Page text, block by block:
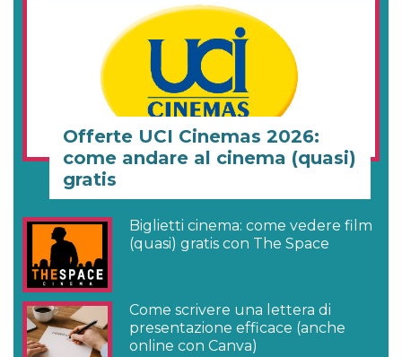
Offerte UCI Cinemas 2026:
come andare al cinema (quasi)
gratis
Biglietti cinema: come vedere film
(quasi) gratis con The Space
Come scrivere una lettera di
presentazione efficace (anche
online con Canva)